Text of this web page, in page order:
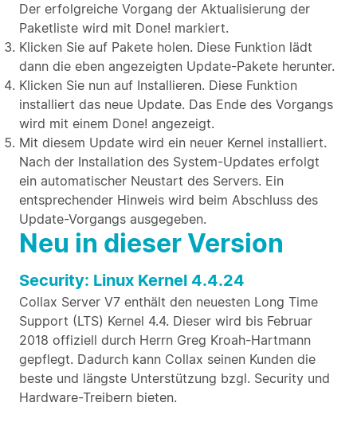
Der erfolgreiche Vorgang der Aktualisierung der
Paketliste wird mit Done! markiert.
Klicken Sie auf Pakete holen. Diese Funktion lädt
dann die eben angezeigten Update-Pakete herunter.
Klicken Sie nun auf Installieren. Diese Funktion
installiert das neue Update. Das Ende des Vorgangs
wird mit einem Done! angezeigt.
Mit diesem Update wird ein neuer Kernel installiert.
Nach der Installation des System-Updates erfolgt
ein automatischer Neustart des Servers. Ein
entsprechender Hinweis wird beim Abschluss des
Update-Vorgangs ausgegeben.
Neu in dieser Version
Security: Linux Kernel 4.4.24
Collax Server V7 enthält den neuesten Long Time
Support (LTS) Kernel 4.4. Dieser wird bis Februar
2018 offiziell durch Herrn Greg Kroah-Hartmann
gepflegt. Dadurch kann Collax seinen Kunden die
beste und längste Unterstützung bzgl. Security und
Hardware-Treibern bieten.